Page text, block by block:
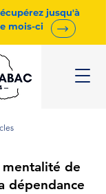
jusqu'à
mois-ci
de
dépendance